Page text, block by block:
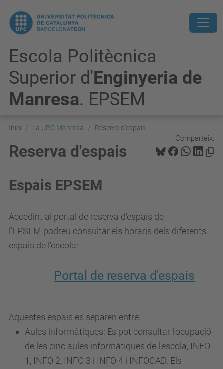
Escola Politècnica
Superior d'Enginyeria de
Manresa. EPSEM
Inici La UPC Manresa Reserva d'espais
Comparteix:
Reserva d'espais
Espais EPSEM
Accedint al portal de reserva d'espais de
l'EPSEM podreu consultar els horaris dels diferents
espais de l'escola:
Portal de reserva d'espais
Aquestes espais es separen entre:
Aules informàtiques: Es pot consultar l'ocupació
de les cinc aules informàtiques de l'escola, INFO
1, INFO 2, INFO 3 i INFO 4 i INFOCAD. Els